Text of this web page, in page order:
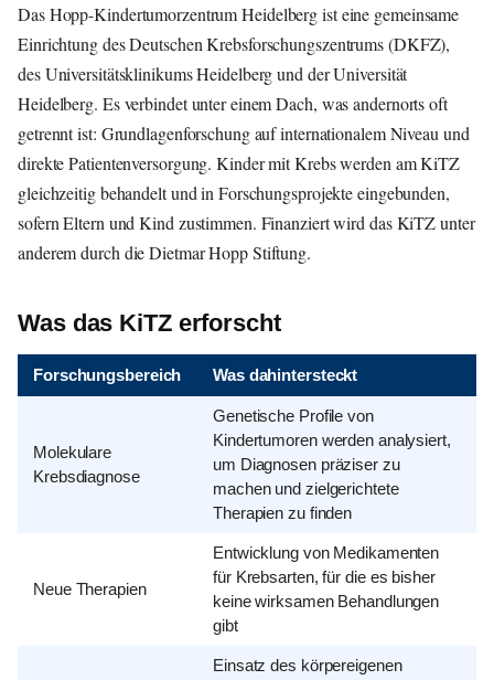
Das Hopp-Kindertumorzentrum Heidelberg ist eine gemeinsame
Einrichtung des Deutschen Krebsforschungszentrums (DKFZ),
des Universitätsklinikums Heidelberg und der Universität
Heidelberg. Es verbindet unter einem Dach, was andernorts oft
getrennt ist: Grundlagenforschung auf internationalem Niveau und
direkte Patientenversorgung. Kinder mit Krebs werden am KiTZ
gleichzeitig behandelt und in Forschungsprojekte eingebunden,
sofern Eltern und Kind zustimmen. Finanziert wird das KiTZ unter
anderem durch die Dietmar Hopp Stiftung.
Was das KiTZ erforscht
Forschungsbereich Was dahintersteckt
Molekulare
Krebsdiagnose
Genetische Profile von
Kindertumoren werden analysiert,
um Diagnosen präziser zu
machen und zielgerichtete
Therapien zu finden
Neue Therapien
Entwicklung von Medikamenten
für Krebsarten, für die es bisher
keine wirksamen Behandlungen
gibt
Einsatz des körpereigenen